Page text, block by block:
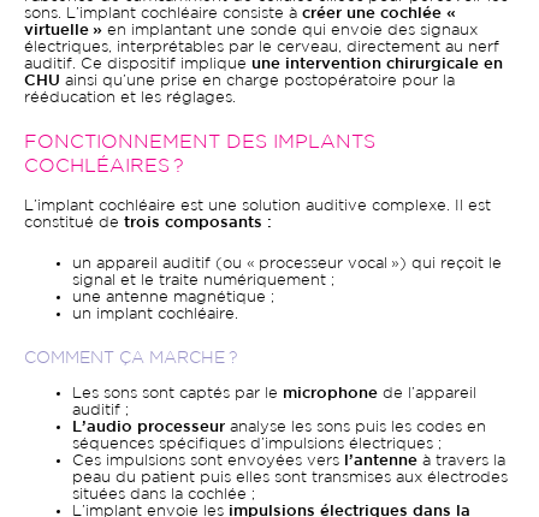
sons. L’implant cochléaire consiste à créer une cochlée «
virtuelle » en implantant une sonde qui envoie des signaux
électriques, interprétables par le cerveau, directement au nerf
auditif. Ce dispositif implique une intervention chirurgicale en
CHU ainsi qu’une prise en charge postopératoire pour la
rééducation et les réglages.
FONCTIONNEMENT DES IMPLANTS
COCHLÉAIRES ?
L’implant cochléaire est une solution auditive complexe. Il est
constitué de trois composants :
un appareil auditif (ou « processeur vocal ») qui reçoit le
signal et le traite numériquement ;
une antenne magnétique ;
un implant cochléaire.
COMMENT ÇA MARCHE ?
Les sons sont captés par le microphone de l’appareil
auditif ;
L’audio processeur analyse les sons puis les codes en
séquences spécifiques d’impulsions électriques ;
Ces impulsions sont envoyées vers l’antenne à travers la
peau du patient puis elles sont transmises aux électrodes
situées dans la cochlée ;
L’implant envoie les impulsions électriques dans la